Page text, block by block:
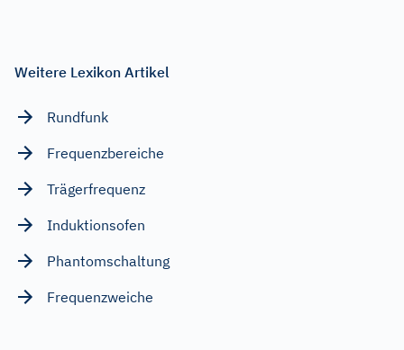
Weitere Lexikon Artikel
Rundfunk
Frequenzbereiche
Trägerfrequenz
Induktionsofen
Phantomschaltung
Frequenzweiche